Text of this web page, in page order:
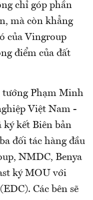
chỉ góp phần
mà còn khẳng
của Vingroup
điểm của đất
tướng Phạm Minh
Việt Nam -
ký kết Biên bản
đối tác hàng đầu
NMDC, Benya
ký MOU với
Các bên sẽ